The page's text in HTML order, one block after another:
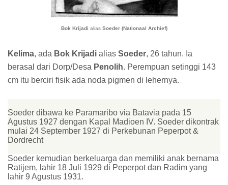
Bok Krijadi alias Soeder (Nationaal Archief)
Kelima, ada Bok Krijadi alias Soeder, 26 tahun. Ia
berasal dari Dorp/Desa Penolih. Perempuan setinggi 143
cm itu berciri fisik ada noda pigmen di lehernya.
Soeder dibawa ke Paramaribo via Batavia pada 15
Agustus 1927 dengan Kapal Madioen IV. Soeder dikontrak
mulai 24 September 1927 di Perkebunan Peperpot &
Dordrecht
Soeder kemudian berkeluarga dan memiliki anak bernama
Ratijem, lahir 18 Juli 1929 di Peperpot dan Radim yang
lahir 9 Agustus 1931.